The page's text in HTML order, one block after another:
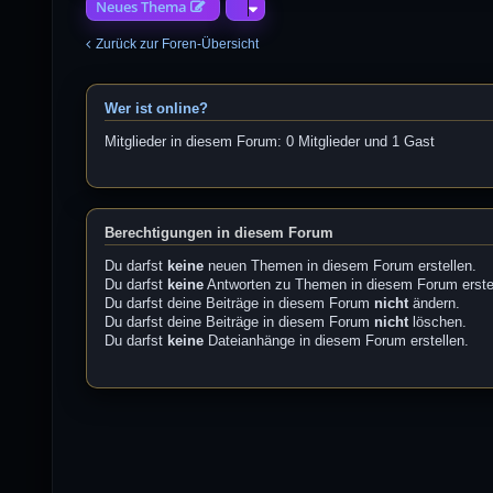
Neues Thema
Zurück zur Foren-Übersicht
Wer ist online?
Mitglieder in diesem Forum: 0 Mitglieder und 1 Gast
Berechtigungen in diesem Forum
Du darfst keine neuen Themen in diesem Forum erstellen.
Du darfst keine Antworten zu Themen in diesem Forum
Du darfst deine Beiträge in diesem Forum nichtändern.
Du darfst deine Beiträge in diesem Forum nichtlöschen.
Du darfst keine Dateianhänge in diesem Forum erstellen.